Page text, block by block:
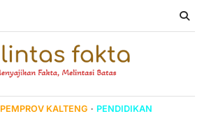
PEMPROV KALTENG PENDIDIKAN